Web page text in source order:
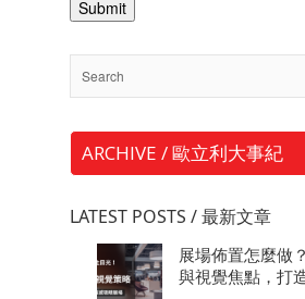
ARCHIVE / 歐立利大事紀
LATEST POSTS / 最新文章
展場佈置怎麼做
與視覺焦點，打